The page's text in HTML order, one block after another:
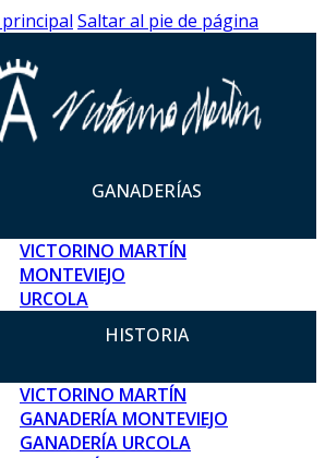
Saltar al pie de página
GANADERÍAS
VICTORINO MARTÍN
MONTEVIEJO
URCOLA
HISTORIA
VICTORINO MARTÍN
GANADERÍA MONTEVIEJO
GANADERÍA URCOLA